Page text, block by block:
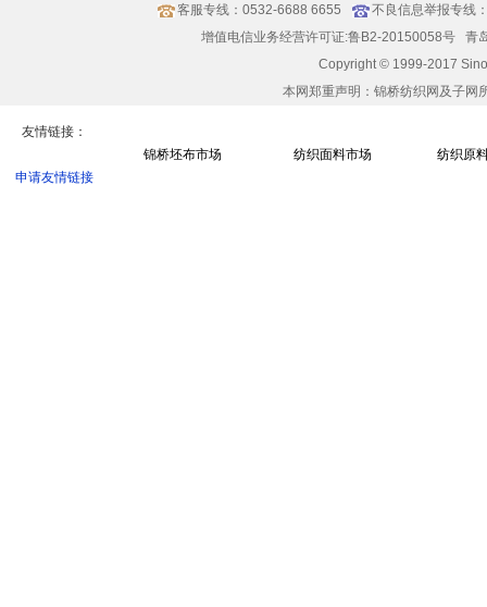
客服专线：0532-6688 6655
不良信息举报专线
增值电信业务经营许可证:鲁B2-20150058号
青
Copyright © 1999-2017
本网郑重声明：锦桥纺织网及子网
友情链接：
申请友情链接
锦桥坯布市场 纺织面料市场 纺织原